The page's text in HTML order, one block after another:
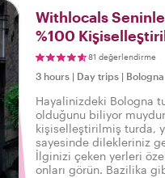
Withlocals
%100
Turu
81 değerlendirme
3 hours | Day trips | Bologna
Hayalinizdeki Bologna
olduğunu biliyor
kişiselleştirilmiş turda,
sayesinde dilekleriniz
İlginizi çeken yerleri
onları görün. Bazilika